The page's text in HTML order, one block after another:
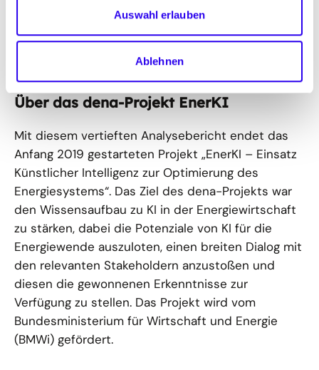
Auswahl erlauben
Ablehnen
Prozesse aus der Energiewirtschaft auch kleinen
Über das dena-Projekt EnerKI
Mit diesem vertieften Analysebericht endet das
Anfang 2019 gestarteten Projekt „EnerKI – Einsatz
Künstlicher Intelligenz zur Optimierung des
Energiesystems“. Das Ziel des dena-Projekts war
den Wissensaufbau zu KI in der Energiewirtschaft
zu stärken, dabei die Potenziale von KI für die
Energiewende auszuloten, einen breiten Dialog mit
den relevanten Stakeholdern anzustoßen und
diesen die gewonnenen Erkenntnisse zur
Verfügung zu stellen. Das Projekt wird vom
Bundesministerium für Wirtschaft und Energie
(BMWi) gefördert.